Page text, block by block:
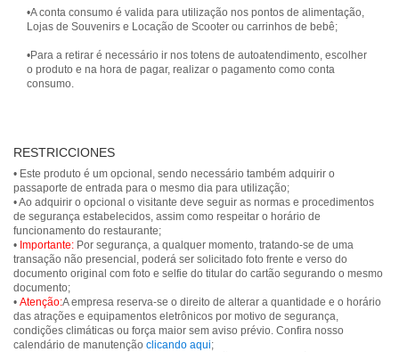
•A conta consumo é valida para utilização nos pontos de alimentação,
Lojas de Souvenirs e Locação de Scooter ou carrinhos de bebê;
•Para a retirar é necessário ir nos totens de autoatendimento, escolher
o produto e na hora de pagar, realizar o pagamento como conta
consumo.
RESTRICCIONES
• Este produto é um opcional, sendo necessário também adquirir o
passaporte de entrada para o mesmo dia para utilização;
• Ao adquirir o opcional o visitante deve seguir as normas e procedimentos
de segurança estabelecidos, assim como respeitar o horário de
funcionamento do restaurante;
• Importante: Por segurança, a qualquer momento, tratando-se de uma
transação não presencial, poderá ser solicitado foto frente e verso do
documento original com foto e selfie do titular do cartão segurando o mesmo
documento;
• Atenção:A empresa reserva-se o direito de alterar a quantidade e o horário
das atrações e equipamentos eletrônicos por motivo de segurança,
condições climáticas ou força maior sem aviso prévio. Confira nosso
calendário de manutenção clicando aqui;